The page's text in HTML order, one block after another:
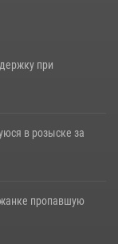
при
в розыске за
пропавшую